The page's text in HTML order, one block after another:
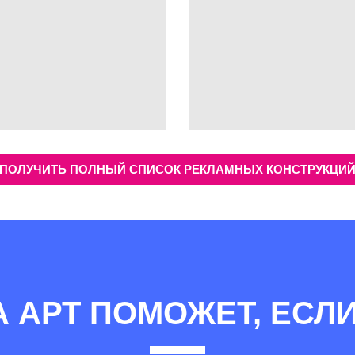
ПОЛУЧИТЬ ПОЛНЫЙ СПИСОК РЕКЛАМНЫХ КОНСТРУКЦИЙ
АРТ ПОМОЖЕТ,